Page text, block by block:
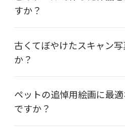
すか？
古くてぼやけたスキャン
か？
ペットの追悼用絵画に最
ですか？